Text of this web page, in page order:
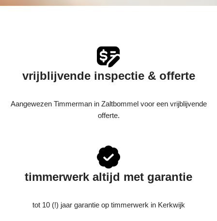
vrijblijvende inspectie & offerte
Aangewezen Timmerman in Zaltbommel voor een vrijblijvende
offerte.
timmerwerk altijd met garantie
tot 10 (!) jaar garantie op timmerwerk in Kerkwijk